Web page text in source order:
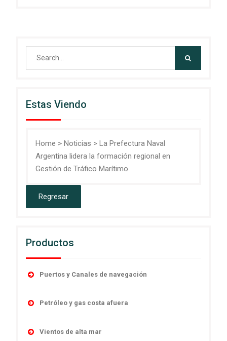
Estas Viendo
Home > Noticias > La Prefectura Naval
Argentina lidera la formación regional en
Gestión de Tráfico Marítimo
Productos
Puertos y Canales de navegación
Linternas autocontenidas
Petróleo y gas costa afuera
Vientos de alta mar